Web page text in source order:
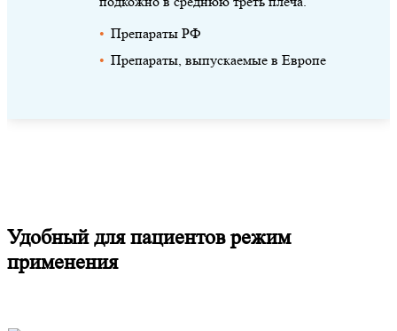
Препараты РФ
Препараты, выпускаемые в Европе
Удобный для пациентов режим
применения